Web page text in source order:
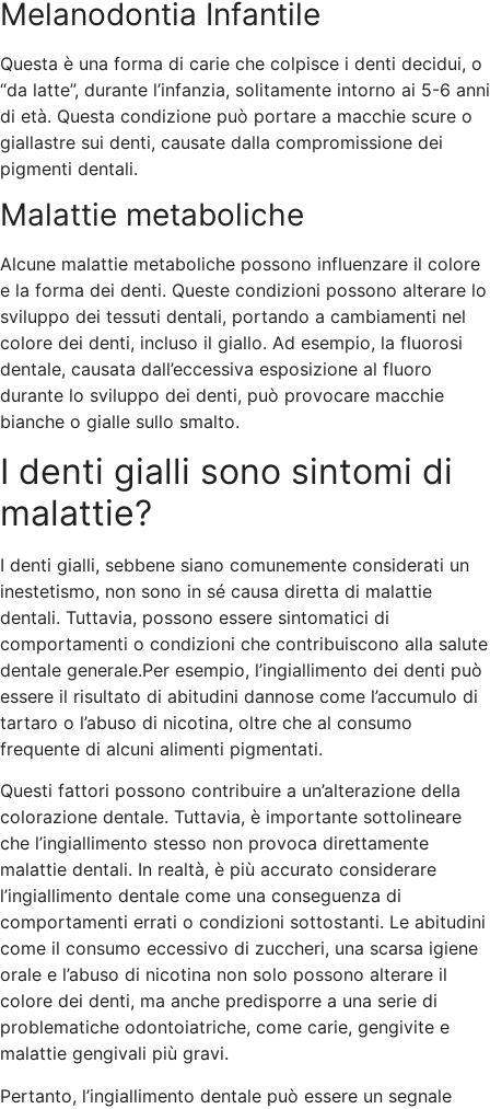
Melanodontia Infantile
Questa è una forma di carie che colpisce i denti decidui, o
“da latte”, durante l’infanzia, solitamente intorno ai 5-6 anni
di età. Questa condizione può portare a macchie scure o
giallastre sui denti, causate dalla compromissione dei
pigmenti dentali.
Malattie metaboliche
Alcune malattie metaboliche possono influenzare il colore
e la forma dei denti. Queste condizioni possono alterare lo
sviluppo dei tessuti dentali, portando a cambiamenti nel
colore dei denti, incluso il giallo. Ad esempio, la fluorosi
dentale, causata dall’eccessiva esposizione al fluoro
durante lo sviluppo dei denti, può provocare macchie
bianche o gialle sullo smalto.
I denti gialli sono sintomi di
malattie?
I denti gialli, sebbene siano comunemente considerati un
inestetismo, non sono in sé causa diretta di malattie
dentali. Tuttavia, possono essere sintomatici di
comportamenti o condizioni che contribuiscono alla salute
dentale generale.Per esempio, l’ingiallimento dei denti può
essere il risultato di abitudini dannose come l’accumulo di
tartaro o l’abuso di nicotina, oltre che al consumo
frequente di alcuni alimenti pigmentati.
Questi fattori possono contribuire a un’alterazione della
colorazione dentale. Tuttavia, è importante sottolineare
che l’ingiallimento stesso non provoca direttamente
malattie dentali. In realtà, è più accurato considerare
l’ingiallimento dentale come una conseguenza di
comportamenti errati o condizioni sottostanti. Le abitudini
come il consumo eccessivo di zuccheri, una scarsa igiene
orale e l’abuso di nicotina non solo possono alterare il
colore dei denti, ma anche predisporre a una serie di
problematiche odontoiatriche, come carie, gengivite e
malattie gengivali più gravi.
Pertanto, l’ingiallimento dentale può essere un segnale